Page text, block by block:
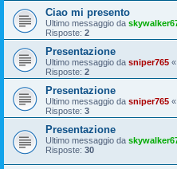
Ciao mi presento
Ultimo messaggio da
Risposte: 2
Presentazione
Ultimo messaggio da sniper765 «
Risposte: 2
Presentazione
Ultimo messaggio da sniper765 «
Risposte: 3
Presentazione
Ultimo messaggio da
Risposte: 30